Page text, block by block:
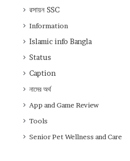
রসায়ন SSC
Information
Islamic info Bangla
Status
Caption
নামের অর্থ
App and Game Review
Tools
Senior Pet Wellness and Care